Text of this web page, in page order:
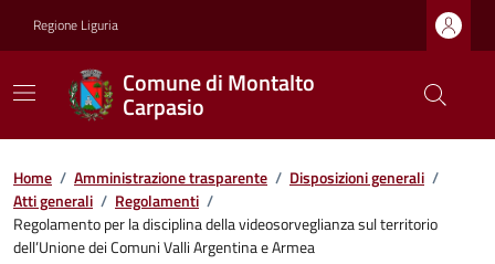
Regione Liguria
Comune di Montalto
Carpasio
Home / Amministrazione trasparente / Disposizioni generali /
Atti generali / Regolamenti /
Regolamento per la disciplina della videosorveglianza sul territorio
dell’Unione dei Comuni Valli Argentina e Armea